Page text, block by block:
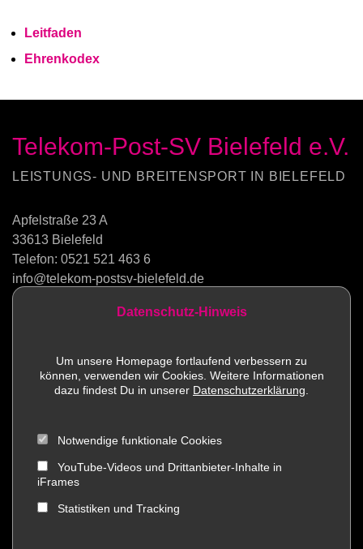
Leitfaden
Ehrenkodex
Telekom-Post-SV Bielefeld e.V.
LEISTUNGS- UND BREITENSPORT IN BIELEFELD
Apfelstraße 23 A
33613 Bielefeld
Telefon: 0521 521 463 6
info@telekom-postsv-bielefeld.de
Sportstätten
Social Media
Datenschutz-Hinweis
Um unsere Homepage fortlaufend verbessern zu
können, verwenden wir Cookies. Weitere Informationen
dazu findest Du in unserer Datenschutzerklärung
Notwendige funktionale Cookies
YouTube-Videos und Drittanbieter-Inhalte in
iFrames
Statistiken und Tracking